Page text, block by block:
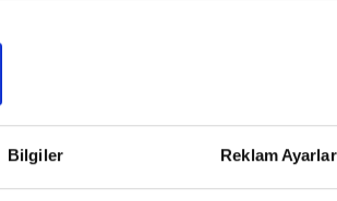
Bilgiler Reklam
1984 tarihinde İzmir'de
olan başarılı sanatçı,
Gupse Özay, çocukluk
eğitimini de burada